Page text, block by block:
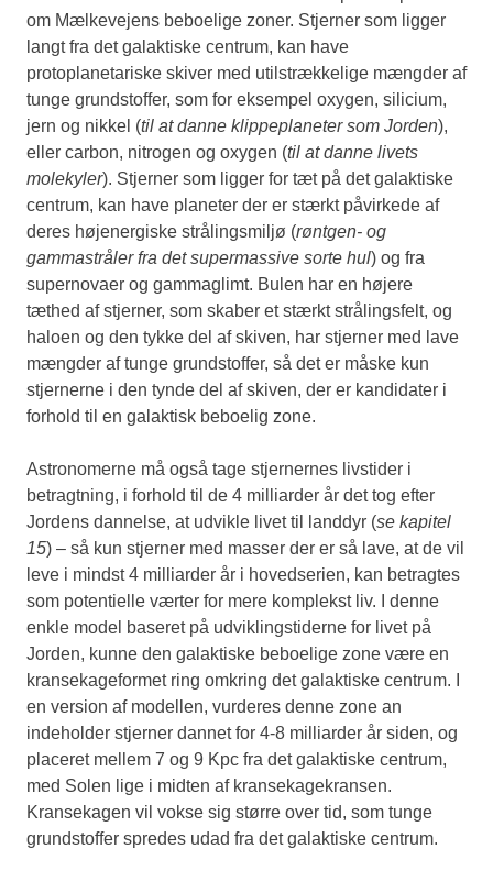
om Mælkevejens beboelige zoner. Stjerner som ligger
langt fra det galaktiske centrum, kan have
protoplanetariske skiver med utilstrækkelige mængder af
tunge grundstoffer, som for eksempel oxygen, silicium,
jern og nikkel (til at danne klippeplaneter som Jorden),
eller carbon, nitrogen og oxygen (til at danne livets
molekyler). Stjerner som ligger for tæt på det galaktiske
centrum, kan have planeter der er stærkt påvirkede af
deres højenergiske strålingsmiljø (røntgen- og
gammastråler fra det supermassive sorte hul) og fra
supernovaer og gammaglimt. Bulen har en højere
tæthed af stjerner, som skaber et stærkt strålingsfelt, og
haloen og den tykke del af skiven, har stjerner med lave
mængder af tunge grundstoffer, så det er måske kun
stjernerne i den tynde del af skiven, der er kandidater i
forhold til en galaktisk beboelig zone.
Astronomerne må også tage stjernernes livstider i
betragtning, i forhold til de 4 milliarder år det tog efter
Jordens dannelse, at udvikle livet til landdyr (se kapitel
15) – så kun stjerner med masser der er så lave, at de vil
leve i mindst 4 milliarder år i hovedserien, kan betragtes
som potentielle værter for mere komplekst liv. I denne
enkle model baseret på udviklingstiderne for livet på
Jorden, kunne den galaktiske beboelige zone være en
kransekageformet ring omkring det galaktiske centrum. I
en version af modellen, vurderes denne zone an
indeholder stjerner dannet for 4-8 milliarder år siden, og
placeret mellem 7 og 9 Kpc fra det galaktiske centrum,
med Solen lige i midten af kransekagekransen.
Kransekagen vil vokse sig større over tid, som tunge
grundstoffer spredes udad fra det galaktiske centrum.